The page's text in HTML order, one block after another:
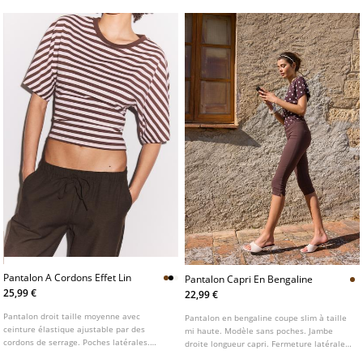
Pantalon A Cordons Effet Lin
25,99 €
Pantalon droit taille moyenne avec
ceinture élastique ajustable par des
cordons de serrage. Poches latérales.
Pantalon Capri En Bengaline
22,99 €
Pantalon en bengaline coupe slim à taille
mi haute. Modèle sans poches. Jambe
droite longueur capri. Fermeture latérale